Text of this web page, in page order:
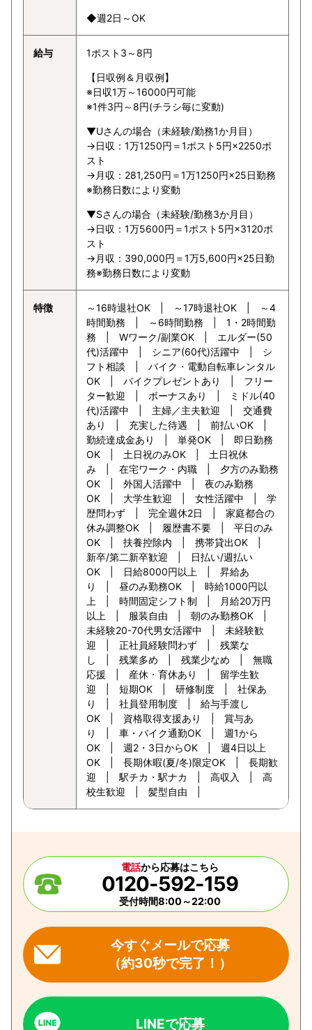
◆週2日～OK
給与 1ポスト3～8円
【日収例＆月収例】
※日収1万～16000円可能
※1件3円～8円(チラシ毎に変動)
▼Uさんの場合（未経験/勤務1か月目）
→日収：1万1250円＝1ポスト5円×2250ポ
スト
→月収：281,250円＝1万1250円×25日勤務
※勤務日数により変動
▼Sさんの場合（未経験/勤務3か月目）
→日収：1万5600円＝1ポスト5円×3120ポ
スト
→月収：390,000円＝1万5,600円×25日勤
務※勤務日数により変動
特徴
～16時退社OK | ～17時退社OK | ～4
時間勤務 | ～6時間勤務 | 1・2時間勤
務 | Wワーク/副業OK | エルダー(50
代)活躍中 | シニア(60代)活躍中 | シ
フト相談 | バイク・電動自転車レンタル
OK | バイクプレゼントあり | フリー
ター歓迎 | ボーナスあり | ミドル(40
代)活躍中 | 主婦／主夫歓迎 | 交通費
あり | 充実した待遇 | 前払いOK |
勤続達成金あり | 単発OK | 即日勤務
OK | 土日祝のみOK | 土日祝休
み | 在宅ワーク・内職 | 夕方のみ勤務
OK | 外国人活躍中 | 夜のみ勤務
OK | 大学生歓迎 | 女性活躍中 | 学
歴問わず | 完全週休2日 | 家庭都合の
休み調整OK | 履歴書不要 | 平日のみ
OK | 扶養控除内 | 携帯貸出OK |
新卒/第二新卒歓迎 | 日払い/週払い
OK | 日給8000円以上 | 昇給あ
り | 昼のみ勤務OK | 時給1000円以
上 | 時間固定シフト制 | 月給20万円
以上 | 服装自由 | 朝のみ勤務OK |
未経験20-70代男女活躍中 | 未経験歓
迎 | 正社員経験問わず | 残業な
し | 残業多め | 残業少なめ | 無職
応援 | 産休・育休あり | 留学生歓
迎 | 短期OK | 研修制度 | 社保あ
り | 社員登用制度 | 給与手渡し
OK | 資格取得支援あり | 賞与あ
り | 車・バイク通勤OK | 週1から
OK | 週2・3日からOK | 週4日以上
OK | 長期休暇(夏/冬)限定OK | 長期歓
迎 | 駅チカ・駅ナカ | 高収入 | 高
校生歓迎 | 髪型自由 |
電話から応募はこちら
0120-592-159
受付時間8:00～22:00
今すぐメールで応募
（約30秒で完了！）
LINEで応募